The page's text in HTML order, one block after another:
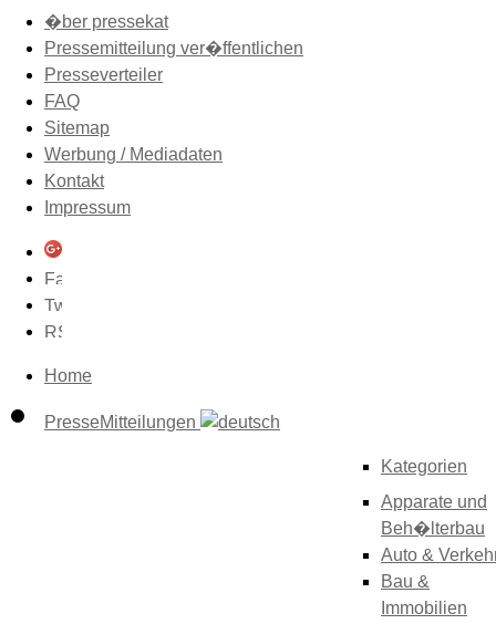
�ber pressekat
Pressemitteilung ver�ffentlichen
Presseverteiler
FAQ
Sitemap
Werbung / Mediadaten
Kontakt
Impressum
Home
PresseMitteilungen
Kategorien
Apparate und
Beh�lterbau
Auto &
Bau &
Immobilien